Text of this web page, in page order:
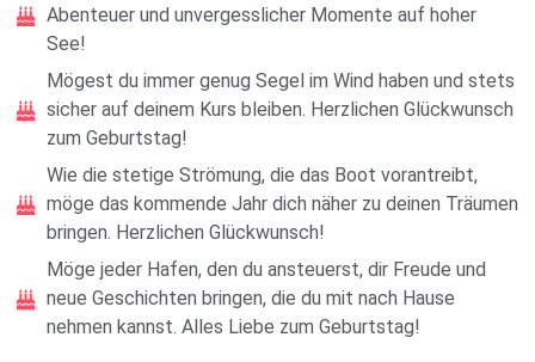
Abenteuer und unvergesslicher Momente auf hoher
See!
Mögest du immer genug Segel im Wind haben und stets
sicher auf deinem Kurs bleiben. Herzlichen Glückwunsch
zum Geburtstag!
Wie die stetige Strömung, die das Boot vorantreibt,
möge das kommende Jahr dich näher zu deinen Träumen
bringen. Herzlichen Glückwunsch!
Möge jeder Hafen, den du ansteuerst, dir Freude und
neue Geschichten bringen, die du mit nach Hause
nehmen kannst. Alles Liebe zum Geburtstag!